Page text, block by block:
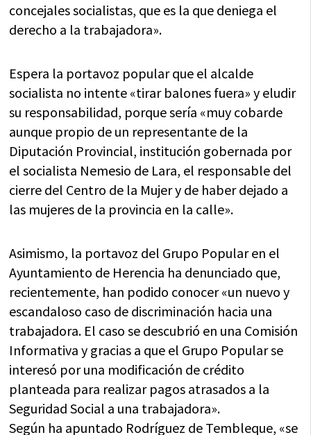
concejales socialistas, que es la que deniega el
derecho a la trabajadora».
Espera la portavoz popular que el alcalde
socialista no intente «tirar balones fuera» y eludir
su responsabilidad, porque sería «muy cobarde
aunque propio de un representante de la
Diputación Provincial, institución gobernada por
el socialista Nemesio de Lara, el responsable del
cierre del Centro de la Mujer y de haber dejado a
las mujeres de la provincia en la calle».
Asimismo, la portavoz del Grupo Popular en el
Ayuntamiento de Herencia ha denunciado que,
recientemente, han podido conocer «un nuevo y
escandaloso caso de discriminación hacia una
trabajadora. El caso se descubrió en una Comisión
Informativa y gracias a que el Grupo Popular se
interesó por una modificación de crédito
planteada para realizar pagos atrasados a la
Seguridad Social a una trabajadora».
Según ha apuntado Rodríguez de Tembleque, «se